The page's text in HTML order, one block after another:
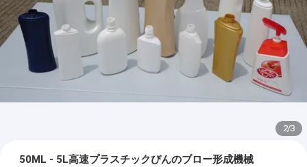
2/3
50ML - 5L高速プラスチックびんのブロー形成機械